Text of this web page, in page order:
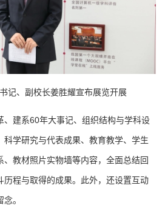
记、副校长姜胜耀宣布展览开展
、建系60年大事记、组织结构与学科设
科学研究与代表成果、教育教学、学生
教材照片实物墙等内容，全面总结回
历程与取得的成果。此外，还设置互动
。